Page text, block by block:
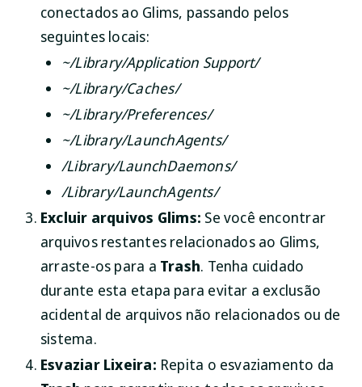
conectados ao Glims, passando pelos
seguintes locais:
~/Library/Application Support/
~/Library/Caches/
~/Library/Preferences/
~/Library/LaunchAgents/
/Library/LaunchDaemons/
/Library/LaunchAgents/
Excluir arquivos Glims: Se você encontrar
arquivos restantes relacionados ao Glims,
arraste-os para a Trash. Tenha cuidado
durante esta etapa para evitar a exclusão
acidental de arquivos não relacionados ou de
sistema.
Esvaziar Lixeira: Repita o esvaziamento da